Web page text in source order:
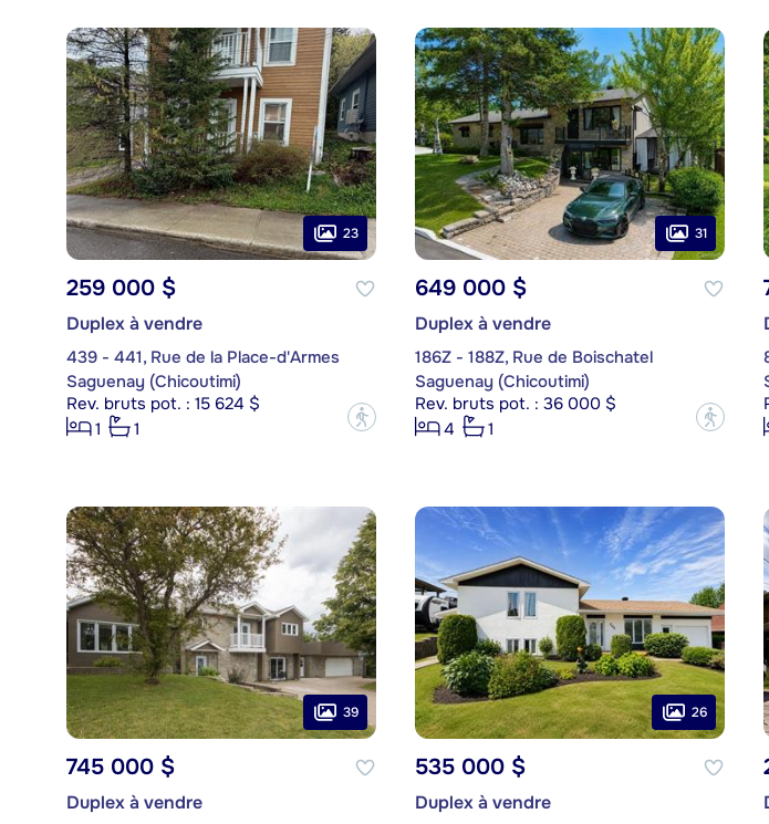
23
259 000 $
Duplex à vendre
439 - 441, Rue de la Place-d'Armes
Saguenay (Chicoutimi)
Rev. bruts pot. : 15 624 $
1
1
?
31
649 000 $
Duplex à vendre
186Z - 188Z, Rue de Boischatel
Saguenay (Chicoutimi)
Rev. bruts pot. : 36 000 $
4
1
?
39
745 000 $
Duplex à vendre
26
535 000 $
Duplex à vendre